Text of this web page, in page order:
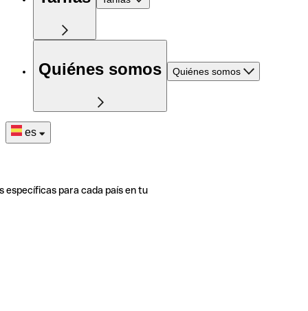
Quiénes somos Quiénes somos
es
específicas para cada país en tu